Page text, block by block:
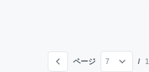
ページ 7 /